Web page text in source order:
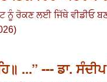
ਨੂੰ ਰੋਕਣ ਲਈ ਜਿੱਥੇ ਵੀਡੀਓ
...” --- ਡਾ.